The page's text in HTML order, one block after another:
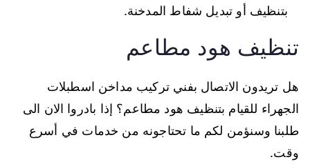
بتنظيف أو تبديل شفاط المدخنة.
تنظيف هود مطاعم
هل تريدون الاتصال بفني تركيب مداخن اسطبلات
الجهراء للقيام بتنظيف هود مطاعم؟ إذا بادروا الان الى
طلبنا وسنؤمن لكم ما تحتاجونه من خدمات في أسرع
وقت.